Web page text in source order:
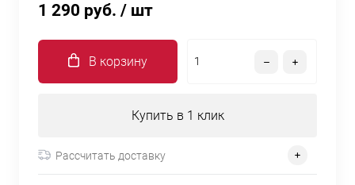
1 290 руб. / шт
В корзину
Купить в 1 клик
Рассчитать доставку